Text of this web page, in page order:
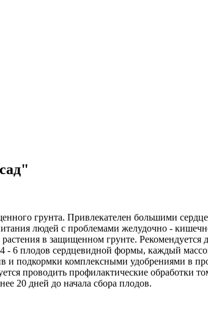
грунта. Привлекателен большими
людей с проблемами желудочно -
в защищенном грунте. Рекомендуется
плодов сердцевидной формы, каждый
и подкормки комплексными удобрениями в
проводить профилактические обработки
20 дней до начала сбора плодов.